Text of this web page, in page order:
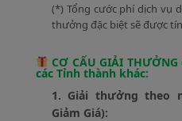
(*) Tổng cước phí dịch vụ
thưởng đặc biệt sẽ được
CƠ CẤU GIẢI
các Tỉnh thành khác:
1. Giải thưởng theo
Giảm Giá):